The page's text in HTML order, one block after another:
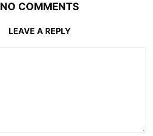
NO COMMENTS
LEAVE A REPLY